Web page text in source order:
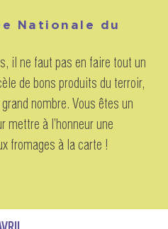
Nationale du
il ne faut pas en faire tout un
de bons produits du terroir,
nombre. Vous êtes un
mettre à l’honneur une
fromages à la carte !